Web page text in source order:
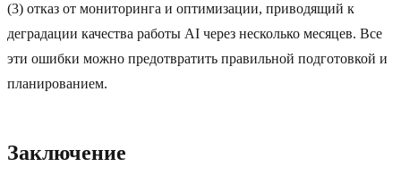
(3) отказ от мониторинга и оптимизации, приводящий к
деградации качества работы AI через несколько месяцев. Все
эти ошибки можно предотвратить правильной подготовкой и
планированием.
Заключение